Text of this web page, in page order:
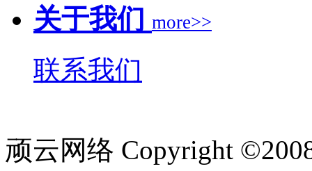
关于我们 more>>
联系我们
顽云网络 Copyright